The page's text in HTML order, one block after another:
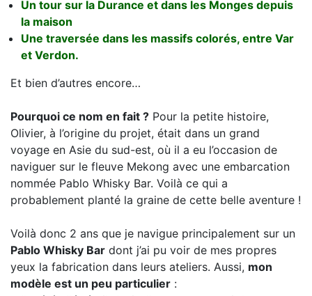
Un tour sur la Durance et dans les Monges depuis
la maison
Une traversée dans les massifs colorés, entre Var
et Verdon.
Et bien d’autres encore…
Pourquoi ce nom en fait ? Pour la petite histoire,
Olivier, à l’origine du projet, était dans un grand
voyage en Asie du sud-est, où il a eu l’occasion de
naviguer sur le fleuve Mekong avec une embarcation
nommée Pablo Whisky Bar. Voilà ce qui a
probablement planté la graine de cette belle aventure !
Voilà donc 2 ans que je navigue principalement sur un
Pablo Whisky Bar dont j’ai pu voir de mes propres
yeux la fabrication dans leurs ateliers. Aussi, mon
modèle est un peu particulier :